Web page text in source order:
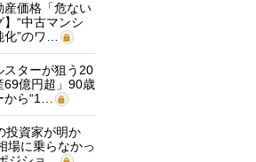
産価格「危ない
“中古マンシ
”のワ…
スターが狙う20
69億円超」90歳
ら“1…
投資家が明か
場に乗らなかっ